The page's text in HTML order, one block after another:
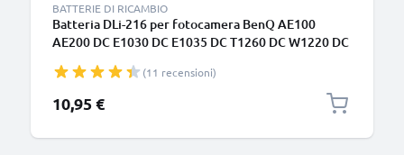
BATTERIE DI RICAMBIO
Batteria DLi-216 per fotocamera BenQ AE100
AE200 DC E1030 DC E1035 DC T1260 DC W1220 DC
CELLONIC
(11 recensioni)
10,95 €